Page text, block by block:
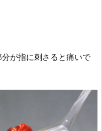
が指に刺さると痛いで